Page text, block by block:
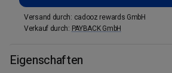
Versand durch: cadooz rewards GmbH
Verkauf durch: PAYBACK GmbH
Eigenschaften